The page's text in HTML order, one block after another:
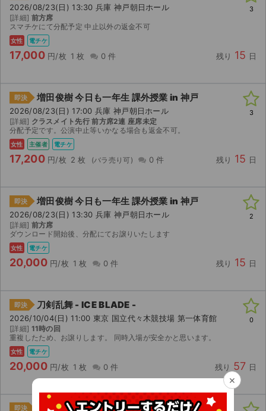
2026/08/23(日) 13:30 兵庫 神戸朝日ホール
[詳細] 前方席
スマチケにて分配予定 中止以外の返金不可
女性 電チケ
17,000 円/枚 1 枚 0 件 残り 15 日
3
即決 増田俊樹 今日も一年生 課外授業 in 神戸
2026/08/23(日) 17:00 兵庫 神戸朝日ホール
[詳細] クラスメイト先行 前方席2連 座席未定
分配予定です。公演中止等いかなる場合も返金不可。
女性 主催者 電チケ
17,200 円/枚 2 枚 0 件 残り 15 日
3
即決 増田俊樹 今日も一年生 課外授業 in 神戸
2026/08/23(日) 13:30 兵庫 神戸朝日ホール
[詳細] 前方席
ダウンロード開始後、分配にてお譲りいたします
女性 電チケ
20,000 円/枚 1 枚 0 件 残り 15 日
2
即決 刀剣乱舞 - ICE BLADE -
2026/10/04(日) 11:00 東京 国立代々木競技場 第一体育館
[詳細] 11時の回
重複したため、お譲りします。 同時入場が安全かと思います。
女性 電チケ
20,000 円/枚 1 枚 0 件 残り 57 日
0
即決 刀剣乱舞 - ICE BLADE -
×